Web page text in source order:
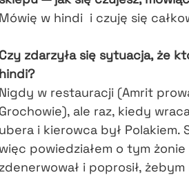
Mówię w hindi i czuję się
Czy zdarzyła się sytuacja, że
hindi?
Nigdy w restauracji (Amrit
Grochowie), ale raz, kiedy
ubera i kierowca był Polakiem.
więc powiedziałem o tym
zdenerwował i poprosił,